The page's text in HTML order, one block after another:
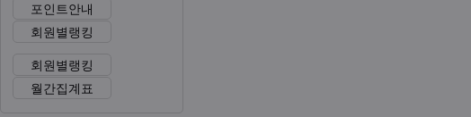
포인트안내
회원별랭킹
회원별랭킹
월간집계표